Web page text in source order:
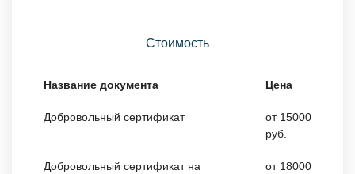
Стоимость
Название документа Цена
Добровольный сертификат
от 15000
руб.
Добровольный сертификат на
от 18000